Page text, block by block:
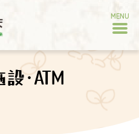
MENU
･ATM